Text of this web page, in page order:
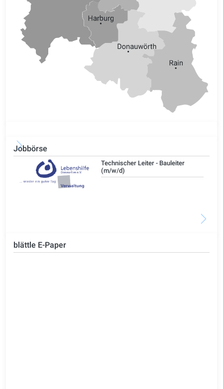
Jobbörse
Technischer Leiter - Bauleiter
(m/w/d)
blättle E-Paper